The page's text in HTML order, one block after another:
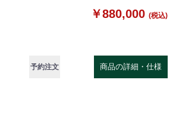
￥880,000 (税込)
予約注文 商品の詳細・仕様